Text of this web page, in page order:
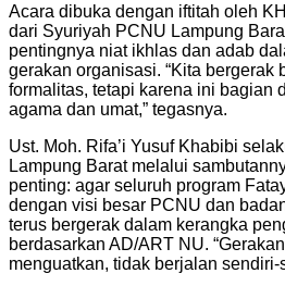
Acara dibuka dengan iftitah oleh
dari Syuriyah PCNU Lampung
pentingnya niat ikhlas dan adab
gerakan organisasi. “Kita bergerak
formalitas, tetapi karena ini bagian
agama dan umat,” tegasnya.
Ust. Moh. Rifa’i Yusuf Khabibi
Lampung Barat melalui
penting: agar seluruh program
dengan visi besar PCNU dan
terus bergerak dalam kerangka
berdasarkan AD/ART NU.
menguatkan, tidak berjalan sendiri-